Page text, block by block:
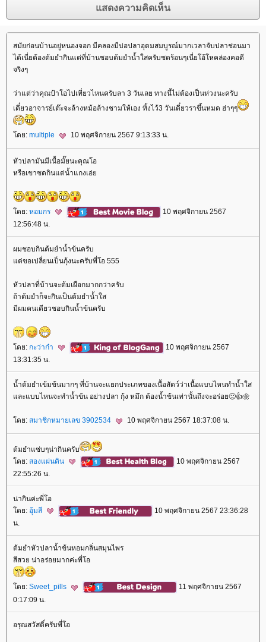
สมัยก่อนบ้านอยู่หนองจอก มีคลองมีบ่อปลาอุดมสมบูรณ์มากเวลาจับปลาช่อนมา
ได้เนี่ยต้องต้มยำกินแต่ที่บ้านชอบต้มยำน้ำใสครับซดร้อนๆเนี่ยโอ้โหคล่องคอดี
จริงๆ
ว่าแต่ว่าคุณป้าโอไปเที่ยวไหนครับลา 3 วันเลย ทางนี้ไม่ต้องเป็นห่วงนะครับ
เดี๋ยวอาจารย์เต๊ะจะล้างหม้อล้างชามให้เอง ทิ้งไว้3 วันเดี๋ยวราขึ้นหมด ฮ่าๆๆ
ดย: multiple 10 พฤศจิกายน 2567 9:13:33 น.
หัวปลามันมีเนื้อมั๊ยนะคุณโอ
หรือเขาซดกินแต่น้ำแกงเอ่
ดย: หอมกร
10 พฤศจิกายน 2567
12:56:48 น.
ผมชอบกินต้มยำน้ำข้นครับ
ต่ขอเปลี่ยนเป็นกุ้งนะครับพี่โอ 555
หัวปลาที่บ้านจะต้มเผือกมากกว่าครับ
ถ้าต้มยำก็จะกินเป็นต้มยำน้ำใส
มีผมคนเดียวชอบกินน้ำข้นครับ
ดย: กะว่าก๋า
10 พฤศจิกายน 2567
13:31:35 น.
น้ำต้มยำเข้มข้นมากๆ ที่บ้านจะแยกประเภทของเนื้อสัตว์ว่าเนื้อแบบไหนทำน้ำใส
ละแบบไหนจะทำน้ำข้น อย่างปลา กุ้ง หมึก ต้องน้ำข้นเท่านั้นถึงจะอร่อย🙂👍🌼
ดย: สมาชิกหมายเลข 3902534 10 พฤศจิกายน 2567 18:37:08 น.
ต้มยำแซ่บๆน่ากินครับ
ดย: สองแผ่นดิน
10 พฤศจิกายน 2567
22:55:26 น.
น่ากินค่ะพี่โอ
ดย: อุ้มสี
10 พฤศจิกายน 2567 23:36:28
น.
ต้มยำหัวปลาน้ำข้นหอมกลิ่นสมุนไพร
สีสวย น่าอร่อยมากค่ะพี่โอ
ดย: Sweet_pills
11 พฤศจิกายน 2567
0:17:09 น.
อรุณสวัสดิ์ครับพี่โอ